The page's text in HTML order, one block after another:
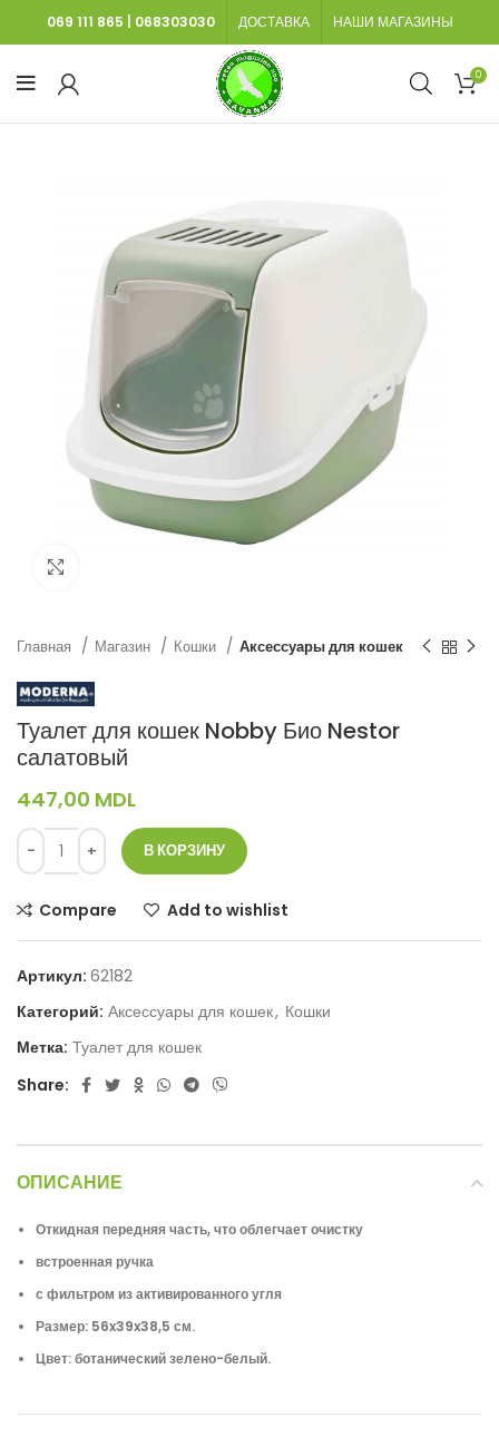
069 111 865 068303030 ДОСТАВКА НАШИ МАГАЗИНЫ
0
Главная Магазин Кошки Аксессуары для кошек
Туалет для кошек Nobby Био Nestor
салатовый
447,00 MDL
В КОРЗИНУ
Compare Add to wishlist
Артикул: 62182
Категорий: Аксессуары для кошек, Кошки
Метка: Туалет для кошек
Share:
ОПИСАНИЕ
Откидная передняя часть, что облегчает очистку
встроенная ручка
с фильтром из активированного угля
Размер: 56x39x38,5 см.
Цвет: ботанический зелено-белый.